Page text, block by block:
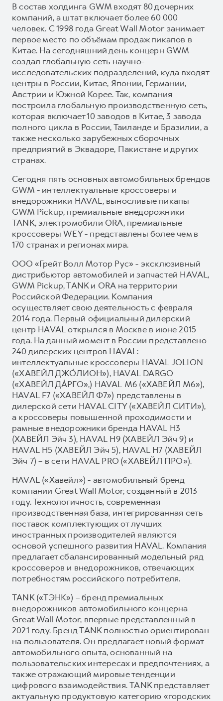
В состав холдинга GWM входят 80 дочерних
компаний, а штат включает более 60 000
человек. С 1998 года Great Wall Motor занимает
первое место по объёмам продаж пикапов в
Китае. На сегодняшний день концерн GWM
создал глобальную сеть научно-
исследовательских подразделений, куда входят
центры в России, Китае, Японии, Германии,
Австрии и Южной Корее. Так, компания
построила глобальную производственную сеть,
которая включает 10 заводов в Китае, 3 завода
полного цикла в России, Таиланде и Бразилии, а
также несколько зарубежных сборочных
предприятий в Эквадоре, Пакистане и других
странах.
Сегодня пять основных автомобильных брендов
GWM - интеллектуальные кроссоверы и
внедорожники HAVAL, выносливые пикапы
GWM Pickup, премиальные внедорожники
TANK, электромобили ORA, премиальные
кроссоверы WEY - представлены более чем в
170 странах и регионах мира.
ООО «Грейт Волл Мотор Рус» - эксклюзивный
дистрибьютор автомобилей и запчастей HAVAL,
GWM Pickup, TANK и ORA на территории
Российской Федерации. Компания
осуществляет свою деятельность с февраля
2014 года. Первый официальный дилерский
центр HAVAL открылся в Москве в июне 2015
года. На данный момент в России представлено
240 дилерских центров HAVAL:
интеллектуальные кроссоверы HAVAL JOLION
(«ХАВЕЙЛ ДЖО́ЛИОН»), HAVAL DARGO
(«ХАВЕЙЛ ДА́РГО»,) HAVAL М6 («ХАВЕЙЛ M6»),
HAVAL F7 («ХАВЕЙЛ Ф7») представлены в
дилерской сети HAVAL CITY («ХАВЕЙЛ СИТИ»),
а кроссоверы повышенной проходимости и
рамные внедорожники бренда HAVAL H3
(ХАВЕЙЛ Эйч 3), HAVAL H9 (ХАВЕЙЛ Эйч 9) и
HAVAL H5 (ХАВЕЙЛ Эйч 5), HAVAL H7 (ХАВЕЙЛ
Эйч 7) – в сети HAVAL PRO («ХАВЕЙЛ ПРО»).
HAVAL («Хавейл») - автомобильный бренд
компании Great Wall Motor, созданный в 2013
году. Технологичность, современная
производственная база, интегрированная сеть
поставок комплектующих от лучших
иностранных производителей являются
основой успешного развития HAVAL. Компания
предлагает сбалансированный модельный ряд
кроссоверов и внедорожников, отвечающих
потребностям российского потребителя.
TANK («ТЭНК») – бренд премиальных
внедорожников автомобильного концерна
Great Wall Motor, впервые представленный в
2021 году. Бренд TANK полностью ориентирован
на пользователя. Он предлагает новый формат
автомобильного опыта, основанный на
пользовательских интересах и предпочтениях, а
также отражающий мировые тенденции
цифрового взаимодействия. TANK представляет
актуальную продуктовую категорию «городских